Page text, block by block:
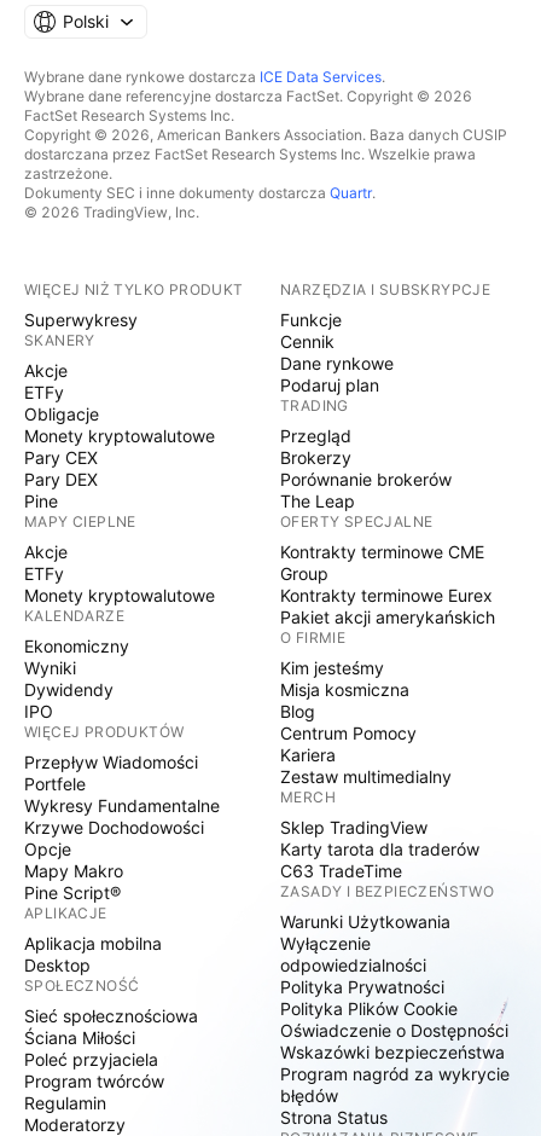
Polski
Wybrane dane rynkowe dostarcza ICE Data Services.
Wybrane dane referencyjne dostarcza FactSet. Copyright © 2026
FactSet Research Systems Inc.
Copyright © 2026, American Bankers Association. Baza danych CUSIP
dostarczana przez FactSet Research Systems Inc. Wszelkie prawa
zastrzeżone.
Dokumenty SEC i inne dokumenty dostarcza Quartr.
© 2026 TradingView, Inc.
WIĘCEJ NIŻ TYLKO PRODUKT
Superwykresy
SKANERY
Akcje
ETFy
Obligacje
Monety kryptowalutowe
Pary CEX
Pary DEX
Pine
MAPY CIEPLNE
Akcje
ETFy
Monety kryptowalutowe
KALENDARZE
Ekonomiczny
Wyniki
Dywidendy
IPO
WIĘCEJ PRODUKTÓW
Przepływ Wiadomości
Portfele
Wykresy Fundamentalne
Krzywe Dochodowości
Opcje
Mapy Makro
Pine Script®
APLIKACJE
Aplikacja mobilna
Desktop
SPOŁECZNOŚĆ
Sieć społecznościowa
Ściana Miłości
Poleć przyjaciela
Program twórców
Regulamin
Moderatorzy
NARZĘDZIA I SUBSKRYPCJE
Funkcje
Cennik
Dane rynkowe
Podaruj plan
TRADING
Przegląd
Brokerzy
Porównanie brokerów
The Leap
OFERTY SPECJALNE
Kontrakty terminowe CME
Group
Kontrakty terminowe Eurex
Pakiet akcji amerykańskich
O FIRMIE
Kim jesteśmy
Misja kosmiczna
Blog
Centrum Pomocy
Kariera
Zestaw multimedialny
MERCH
Sklep TradingView
Karty tarota dla traderów
C63 TradeTime
ZASADY I BEZPIECZEŃSTWO
Warunki Użytkowania
Wyłączenie
odpowiedzialności
Polityka Prywatności
Polityka Plików Cookie
Oświadczenie o Dostępności
Wskazówki bezpieczeństwa
Program nagród za wykrycie
błędów
Strona Status